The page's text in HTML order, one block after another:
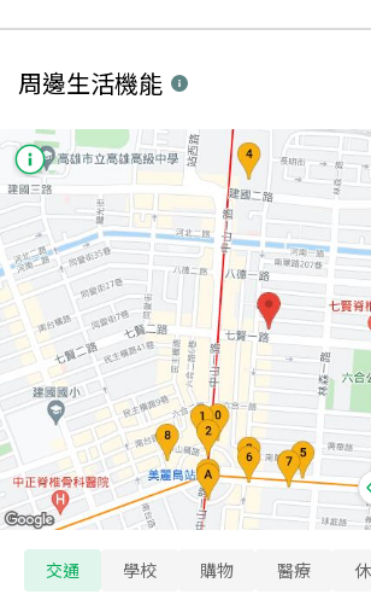
周邊生活機能
交通 學校 購物 醫療